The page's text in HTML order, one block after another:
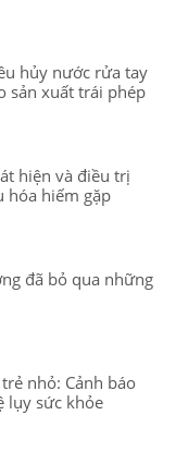
hủy nước rửa tay
sản xuất trái phép
hiện và điều trị
hóa hiếm gặp
đã bỏ qua những
nhỏ: Cảnh báo
lụy sức khỏe